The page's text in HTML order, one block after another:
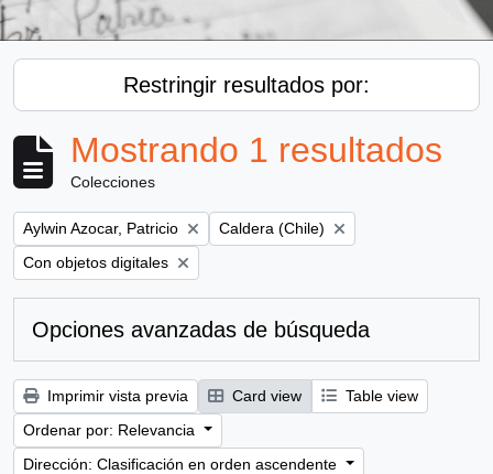
Restringir resultados por:
Mostrando 1 resultados
Colecciones
Remove filter:
Aylwin Azocar, Patricio Remove filter:
Caldera (Chile)
Remove filter:
Con objetos digitales
Opciones avanzadas de búsqueda
Imprimir vista previa Card view
Table view
Ordenar por: Relevancia
Dirección: Clasificación en orden ascendente